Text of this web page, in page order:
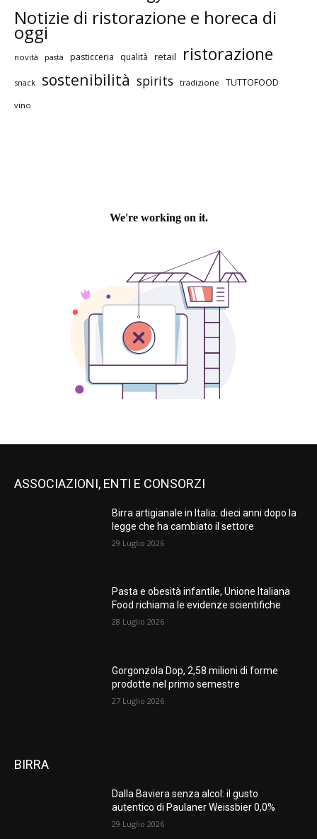
Notizie di ristorazione e horeca di
oggi
novità pasta pasticceria qualità retail ristorazione
snack sostenibilità spirits tradizione TUTTOFOOD
vino
ASSOCIAZIONI, ENTI E CONSORZI
Birra artigianale in Italia: dieci anni dopo la
legge che ha cambiato il settore
29 Luglio 2026
Pasta e obesità infantile, Unione Italiana
Food richiama le evidenze scientifiche
28 Luglio 2026
Gorgonzola Dop, 2,58 milioni di forme
prodotte nel primo semestre
27 Luglio 2026
BIRRA
Dalla Baviera senza alcol: il gusto
autentico di Paulaner Weissbier 0,0%
29 Luglio 2026